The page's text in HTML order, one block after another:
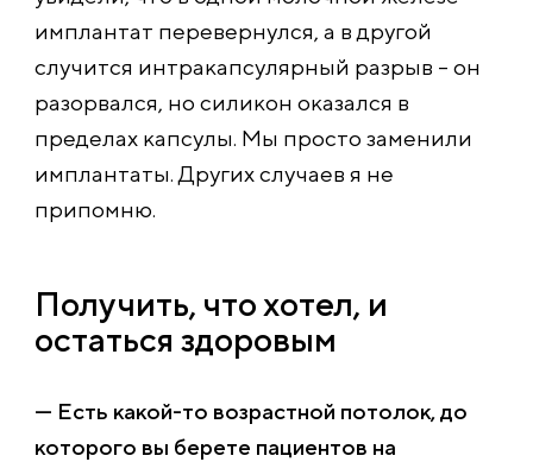
имплантат перевернулся, а в другой
случится интракапсулярный разрыв – он
разорвался, но силикон оказался в
пределах капсулы. Мы просто заменили
имплантаты. Других случаев я не
припомню.
Получить, что хотел, и
остаться здоровым
— Есть какой-то возрастной потолок, до
которого вы берете пациентов на